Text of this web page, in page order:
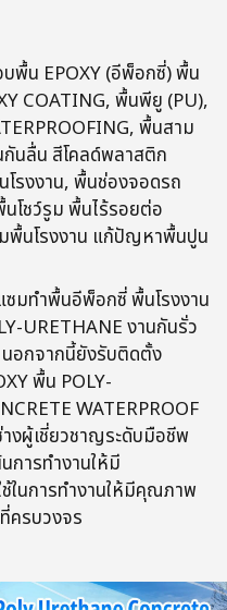
บพื้น EPOXY (อีพ็อกซี่) พื้น
COATING, พื้นพียู (PU),
พื้นสาม
นลื่น สีโคลด์พลาสติก
โรงงาน, พื้นช่องจอดรถ
ชว์รูม พื้นไร้รอยต่อ
พื้นโรงงาน แก้ปัญหาพื้นปูน
มทำพื้นอีพ็อกซี่ พื้นโรงงาน
URETHANE งานกันรั่ว
อกจากนี้ยังรับติดตั้ง
พื้น POLY-
WATERPROOF
งผู้เชี่ยวชาญระดับมือชีพ
การทำงานให้มี
ในการทำงานให้มีคุณภาพ
ครบวงจร